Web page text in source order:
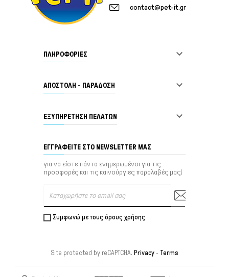
contact@pet-it.gr
ΠΛΗΡΟΦΟΡΙΕΣ 
ΑΠΟΣΤΟΛΗ - ΠΑΡΑΔΟΣΗ 
ΕΞΥΠΗΡΈΤΗΣΗ ΠΕΛΑΤΏΝ 
ΕΓΓΡΑΦΕΊΤΕ ΣΤΟ NEWSLETTER ΜΑΣ
για να είστε πάντα ενημερωμένοι για τις
προσφορές και τις καινούργιες παραλαβές μας!
Συμφωνώ με τους όρους χρήσης
Site protected by reCAPTCHA. Privacy- Terms